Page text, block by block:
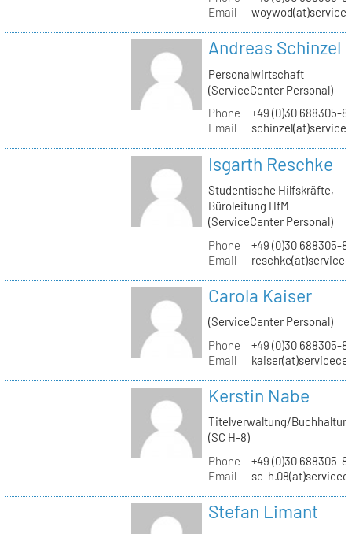
Email
Andreas Schinzel
Personalwirtschaft
(ServiceCenter Personal)
Phone
+49 (0)30 688305-
Email
Isgarth Reschke
Studentische Hilfskräfte,
Büroleitung HfM
(ServiceCenter Personal)
Phone
+49 (0)30 688305-
Email
Carola Kaiser
(ServiceCenter Personal)
Phone
+49 (0)30 688305-
Email
Kerstin Nabe
Titelverwaltung/
(SC H-8)
Phone
+49 (0)30 688305-
Email
sc-
Stefan Limant